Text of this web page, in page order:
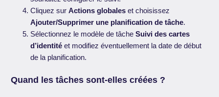
Cliquez surActions globales et choisissez
Ajouter/Supprimer une planification de tâche.
Sélectionnez le modèle de tâcheSuivi des cartes
d’identité et modifiez éventuellement la date de début
de la planification.
Quand les tâches sont-elles créées ?